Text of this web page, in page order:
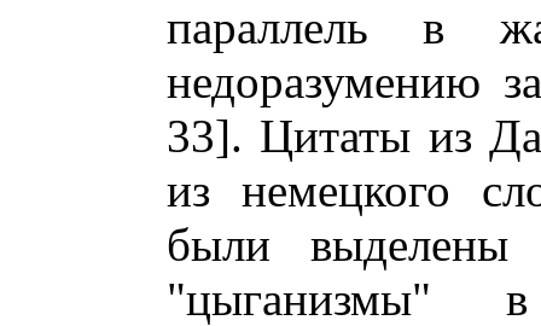
параллель в
недоразумению
33]. Цитаты из
из немецкого
были
"цыганизмы"